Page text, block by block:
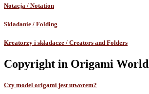
Notacja / Notation
Składanie / Folding
Kreatorzy i składacze / Creators and Folders
Copyright in Origami World
Czy model origami jest utworem?